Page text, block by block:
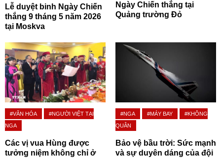
Lễ duyệt binh Ngày Chiến
thắng 9 tháng 5 năm 2026
tại Moskva
Ngày Chiến thắng tại
Quảng trường Đỏ
#VĂN HÓA
#NGƯỜI VIỆT TẠI
NGA
Các vị vua Hùng được
tưởng niệm không chỉ ở
#NGA #MÁY BAY
#KHÔNG
QUÂN
Bảo vệ bầu trời: Sức mạnh
và sự duyên dáng của đội